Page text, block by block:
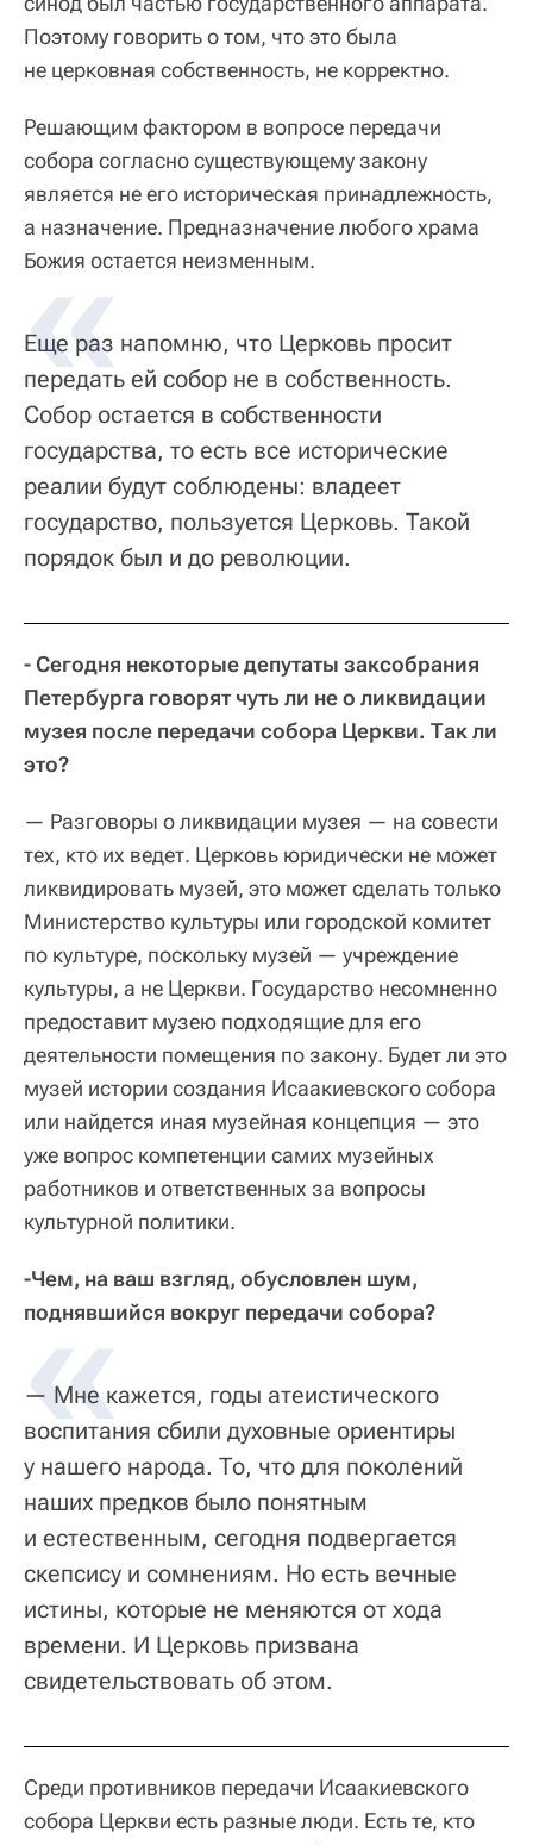
Поэтому говорить о том, что это была
не церковная собственность, не корректно.
Решающим фактором в вопросе передачи
собора согласно существующему закону
является не его историческая принадлежность,
а назначение. Предназначение любого храма
Божия остается неизменным.
Еще раз напомню, что Церковь просит
передать ей собор не в собственность.
Собор остается в собственности
государства, то есть все исторические
реалии будут соблюдены: владеет
государство, пользуется Церковь. Такой
порядок был и до революции.
- Сегодня некоторые депутаты заксобрания
Петербурга говорят чуть ли не о ликвидации
музея после передачи собора Церкви. Так ли
это?
— Разговоры о ликвидации музея — на совести
тех, кто их ведет. Церковь юридически не может
ликвидировать музей, это может сделать только
Министерство культуры или городской комитет
по культуре, поскольку музей — учреждение
культуры, а не Церкви. Государство несомненно
предоставит музею подходящие для его
деятельности помещения по закону. Будет ли это
музей истории создания Исаакиевского собора
или найдется иная музейная концепция — это
уже вопрос компетенции самих музейных
работников и ответственных за вопросы
культурной политики.
-Чем, на ваш взгляд, обусловлен шум,
поднявшийся вокруг передачи собора?
— Мне кажется, годы атеистического
воспитания сбили духовные ориентиры
у нашего народа. То, что для поколений
наших предков было понятным
и естественным, сегодня подвергается
скепсису и сомнениям. Но есть вечные
истины, которые не меняются от хода
времени. И Церковь призвана
свидетельствовать об этом.
Среди противников передачи Исаакиевского
собора Церкви есть разные люди. Есть те, кто